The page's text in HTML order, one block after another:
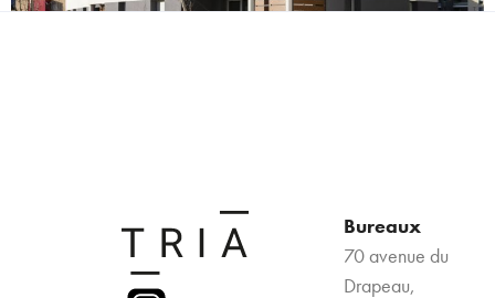
Bureaux
70 avenue du
Drapeau,